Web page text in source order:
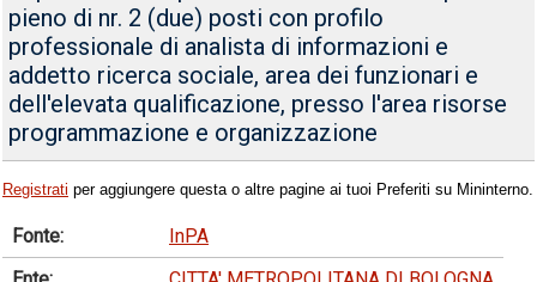
pieno di nr. 2 (due) posti con profilo
professionale di analista di informazioni e
addetto ricerca sociale, area dei funzionari e
dell'elevata qualificazione, presso l'area risorse
programmazione e organizzazione
Registrati per aggiungere questa o altre pagine ai tuoi Preferiti su Mininterno.
Fonte:
InPA